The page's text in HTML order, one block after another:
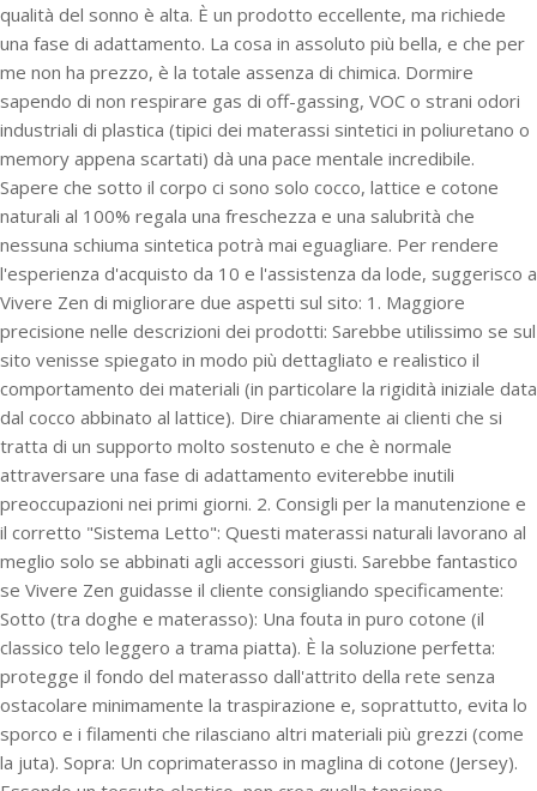
qualità del sonno è alta. È un prodotto eccellente, ma richiede
una fase di adattamento. La cosa in assoluto più bella, e che per
me non ha prezzo, è la totale assenza di chimica. Dormire
sapendo di non respirare gas di off-gassing, VOC o strani odori
industriali di plastica (tipici dei materassi sintetici in poliuretano o
memory appena scartati) dà una pace mentale incredibile.
Sapere che sotto il corpo ci sono solo cocco, lattice e cotone
naturali al 100% regala una freschezza e una salubrità che
nessuna schiuma sintetica potrà mai eguagliare. Per rendere
l'esperienza d'acquisto da 10 e l'assistenza da lode, suggerisco a
Vivere Zen di migliorare due aspetti sul sito: 1. Maggiore
precisione nelle descrizioni dei prodotti: Sarebbe utilissimo se sul
sito venisse spiegato in modo più dettagliato e realistico il
comportamento dei materiali (in particolare la rigidità iniziale data
dal cocco abbinato al lattice). Dire chiaramente ai clienti che si
tratta di un supporto molto sostenuto e che è normale
attraversare una fase di adattamento eviterebbe inutili
preoccupazioni nei primi giorni. 2. Consigli per la manutenzione e
il corretto "Sistema Letto": Questi materassi naturali lavorano al
meglio solo se abbinati agli accessori giusti. Sarebbe fantastico
se Vivere Zen guidasse il cliente consigliando specificamente:
Sotto (tra doghe e materasso): Una fouta in puro cotone (il
classico telo leggero a trama piatta). È la soluzione perfetta:
protegge il fondo del materasso dall'attrito della rete senza
ostacolare minimamente la traspirazione e, soprattutto, evita lo
sporco e i filamenti che rilasciano altri materiali più grezzi (come
la juta). Sopra: Un coprimaterasso in maglina di cotone (Jersey).